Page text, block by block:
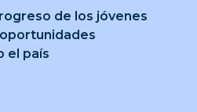
de los jóvenes
el país